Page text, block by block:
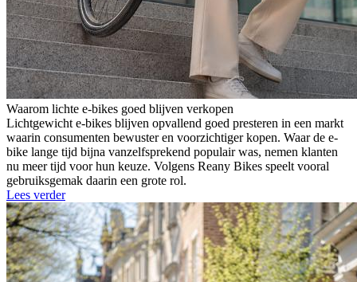
Waarom lichte e-bikes goed blijven verkopen
Lichtgewicht e-bikes blijven opvallend goed presteren in een markt
waarin consumenten bewuster en voorzichtiger kopen. Waar de e-
bike lange tijd bijna vanzelfsprekend populair was, nemen klanten
nu meer tijd voor hun keuze. Volgens Reany Bikes speelt vooral
gebruiksgemak daarin een grote rol.
Lees verder